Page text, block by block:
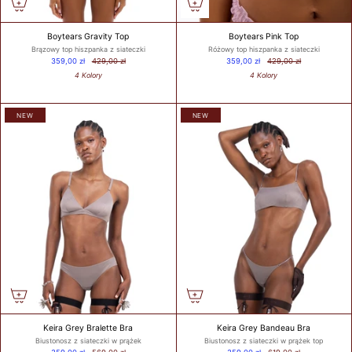
wokół klatki
piersiowej tuż
pod biustem.
Pamiętaj, aby
również
zmierzyć
biustem.
Round your
measurement
to the nearest
whole number.
This will be
your band
measurement.
/ Zaokrąglij
swój pomiar
do najbliższej
liczby
całkowitej. To
będzie Twój
pomiar.
Boytears Gravity Top
Brązowy top hiszpanka z siateczki
359,00 zł
429,00 zł
4 Kolory
Boytears Pink Top
Różowy top hiszpanka z siateczki
359,00 zł
429,00 zł
4 Kolory
NEW
Keira Grey Bralette Bra
Biustonosz z siateczki w prążek
NEW
Keira Grey Bandeau Bra
Biustonosz z siateczki w prążek top